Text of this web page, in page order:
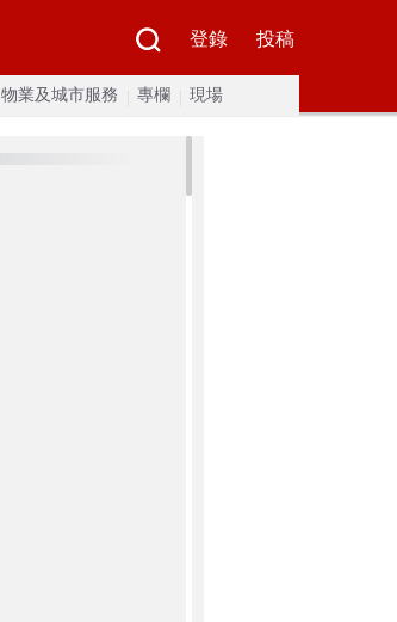
登錄 投稿
物業及城市服務 專欄 現場